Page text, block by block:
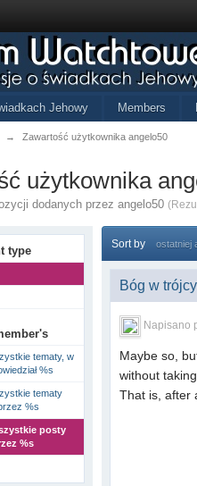
Jehowy Members
→ Zawartość użytkownika angelo50
użytkownika
dodanych przez angelo50
type
tematy, w
%s
tematy
%s
posty
%s
Sort by ostatniej
Bóg w
Napisano
Maybe so,
without
That is, after